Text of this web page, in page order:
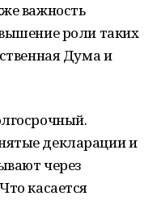
важность
роли таких
Дума и
декларации и
через
касается